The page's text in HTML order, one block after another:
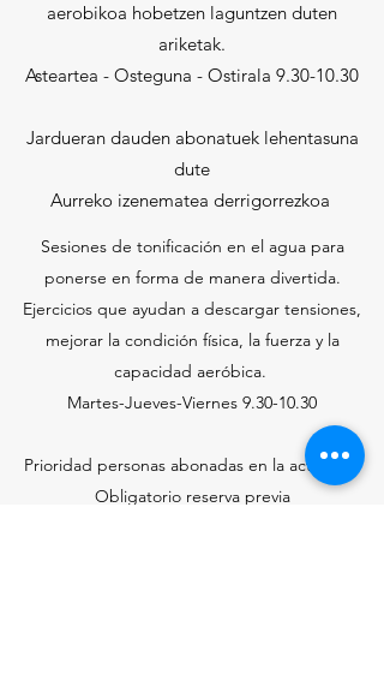
aerobikoa hobetzen laguntzen duten
ariketak.
Asteartea - Osteguna - Ostirala 9.30-10.30
Jardueran dauden abonatuek lehentasuna
dute
Aurreko izenematea derrigorrezkoa
Sesiones de tonificación en el agua para
ponerse en forma de manera divertida.
Ejercicios que ayudan a descargar tensiones,
mejorar la condición física, la fuerza y la
capacidad aeróbica.
Martes-Jueves-Viernes 9.30-10.30
Prioridad personas abonadas en la actividad
Obligatorio reserva previa